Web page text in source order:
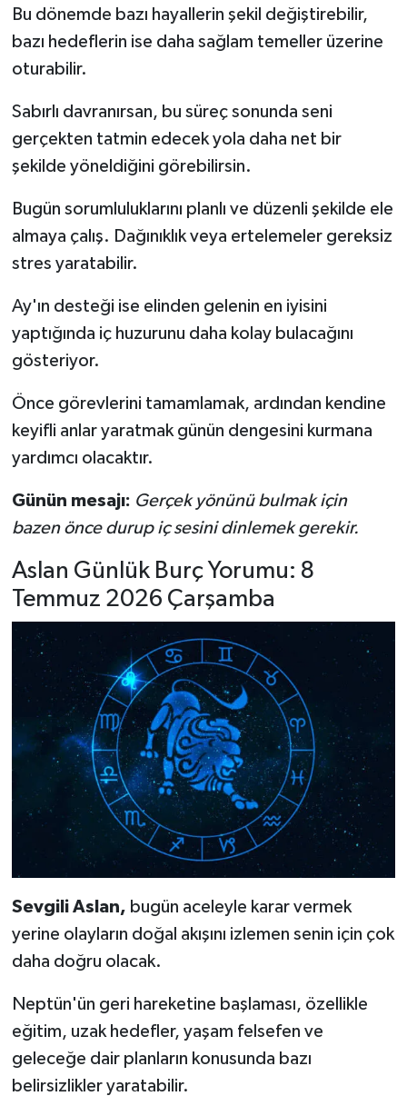
Bu dönemde bazı hayallerin şekil değiştirebilir,
bazı hedeflerin ise daha sağlam temeller üzerine
oturabilir.
Sabırlı davranırsan, bu süreç sonunda seni
gerçekten tatmin edecek yola daha net bir
şekilde yöneldiğini görebilirsin.
Bugün sorumluluklarını planlı ve düzenli şekilde ele
almaya çalış. Dağınıklık veya ertelemeler gereksiz
stres yaratabilir.
Ay'ın desteği ise elinden gelenin en iyisini
yaptığında iç huzurunu daha kolay bulacağını
gösteriyor.
Önce görevlerini tamamlamak, ardından kendine
keyifli anlar yaratmak günün dengesini kurmana
yardımcı olacaktır.
Günün mesajı: Gerçek yönünü bulmak için
bazen önce durup iç sesini dinlemek gerekir.
Aslan Günlük Burç Yorumu: 8
Temmuz 2026 Çarşamba
Sevgili Aslan, bugün aceleyle karar vermek
yerine olayların doğal akışını izlemen senin için çok
daha doğru olacak.
Neptün'ün geri hareketine başlaması, özellikle
eğitim, uzak hedefler, yaşam felsefen ve
geleceğe dair planların konusunda bazı
belirsizlikler yaratabilir.